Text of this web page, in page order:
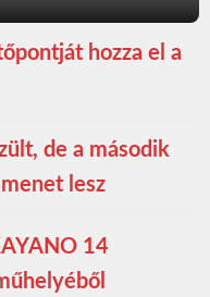
hozza el a
de a második
lesz
14